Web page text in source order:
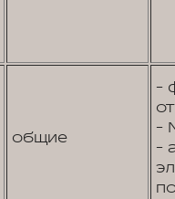
общие
-
-
-